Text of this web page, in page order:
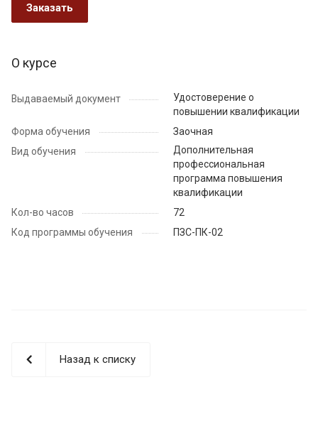
Заказать
О курсе
Выдаваемый документ
Удостоверение о
повышении квалификации
Форма обучения
Заочная
Вид обучения
Дополнительная
профессиональная
программа повышения
квалификации
Кол-во часов
72
Код программы обучения
ПЗС-ПК-02
Назад к списку